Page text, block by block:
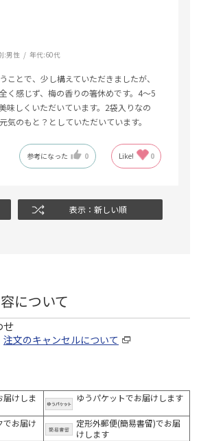
:男性 年代:60代
ことで、少し構えていただきましたが、
く感じず、梅の香りの箸休めです。4〜5
味しくいただいています。2袋入りなの
気のもと？としていただいています。
参考になった 0 Like! 0
表示：新しい順
について
せ
注文のキャンセルについて
届けしま
ゆうパケットでお届けします
でお届け
定形外郵便(簡易書留)でお届
けします